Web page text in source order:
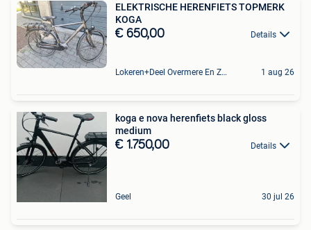
ELEKTRISCHE HERENFIETS TOPMERK
KOGA
€ 650,00 Details
Lokeren+Deel Overmere En Zele 1 aug 26
koga e nova herenfiets black gloss
medium
€ 1.750,00 Details
Geel 30 jul 26